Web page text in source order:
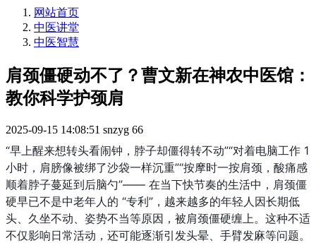
网站首页
中医讲堂
中医智慧
肩颈僵硬动不了？曹文新在神农中医馆：
教你科学护颈肩
2025-09-15 14:08:51 snzyg 66
“早上醒来想转头看闹钟，脖子却僵得转不动”“对着电脑工作 1
小时，肩膀像被绑了沙袋一样沉重”“按摩时一按肩颈，酸痛感
顺着脖子蔓延到后脑勺”—— 在当下快节奏的生活中，肩颈僵
硬早已不是中老年人的 “专利”，越来越多的年轻人因长期低
头、久坐不动、姿势不当等原因，被肩颈僵硬缠上。这种不适
不仅影响日常活动，还可能逐渐引发头晕、手臂发麻等问题。